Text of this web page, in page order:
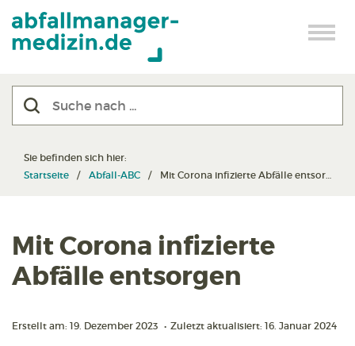
Sie befinden sich hier:
Startseite
Abfall-ABC Mit Corona infizierte Abfälle entsorgen
Mit Corona infizierte
Abfälle entsorgen
Erstellt am: 19. Dezember 2023 • Zuletzt aktualisiert: 16. Januar 2024